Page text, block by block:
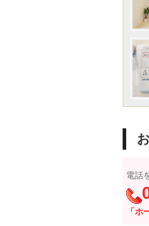
電話
「ホ